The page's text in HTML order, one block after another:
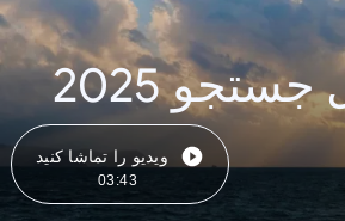
2025
ویدیو را تماشا کنید
03:43